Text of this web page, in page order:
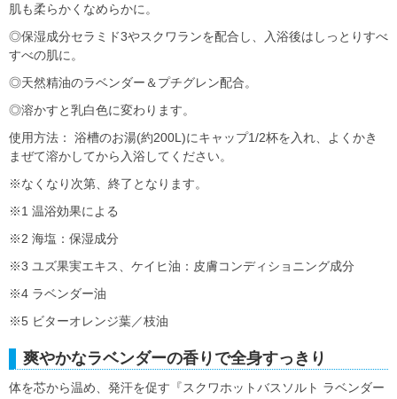
肌も柔らかくなめらかに。
◎保湿成分セラミド3やスクワランを配合し、入浴後はしっとりすべ
すべの肌に。
◎天然精油のラベンダー＆プチグレン配合。
◎溶かすと乳白色に変わります。
使用方法： 浴槽のお湯(約200L)にキャップ1/2杯を入れ、よくかき
まぜて溶かしてから入浴してください。
※なくなり次第、終了となります。
※1 温浴効果による
※2 海塩：保湿成分
※3 ユズ果実エキス、ケイヒ油：皮膚コンディショニング成分
※4 ラベンダー油
※5 ビターオレンジ葉／枝油
爽やかなラベンダーの香りで全身すっきり
体を芯から温め、発汗を促す『スクワホットバスソルト ラベンダー